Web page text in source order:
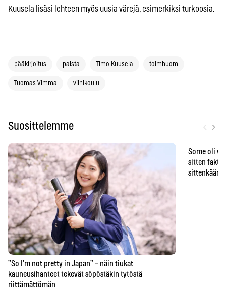
Kuusela lisäsi lehteen myös uusia värejä, esimerkiksi turkoosia.
pääkirjoitus palsta Timo Kuusela toimhuom
Tuomas Vimma viinikoulu
Suosittelemme ›
”So I’m not pretty in Japan” – näin tiukat
kauneusihanteet tekevät söpöstäkin tytöstä
riittämättömän
Some oli
sitten
sittenkään